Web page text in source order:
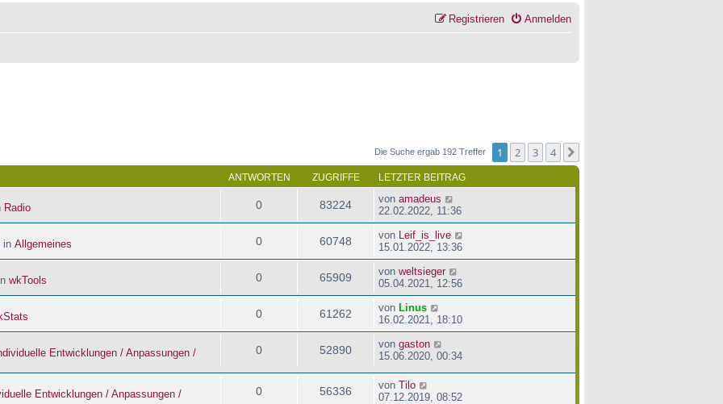
Anmelden
Registrieren
Die Suche ergab 192 Treffer 1 2 3 4
ANTWORTEN ZUGRIFFE LETZTER BEITRAG
Radio 0 83224 von amadeus
22.02.2022, 11:36
in Allgemeines 0 60748 von
Leif_is_live
15.01.2022, 13:36
wkTools 0 65909 von weltsieger
05.04.2021, 12:56
0 61262 von Linus
16.02.2021, 18:10
Entwicklungen / Anpassungen /
0 52890 von gaston
15.06.2020, 00:34
Entwicklungen / Anpassungen /
0 56336 von Tilo
07.12.2019, 08:52